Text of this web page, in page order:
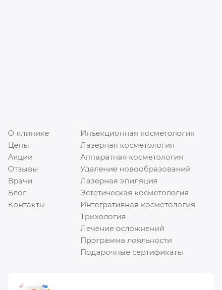
О клинике
Цены
Акции
Отзывы
Врачи
Блог
Контакты
Инъекционная косметология
Лазерная косметология
Аппаратная косметология
Удаление новообразований
Лазерная эпиляция
Эстетическая косметология
Интегративная косметология
Трихология
Лечение осложнений
Программа лояльности
Подарочные сертификаты